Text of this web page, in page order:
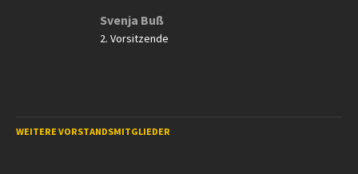
Svenja Buß
2. Vorsitzende
WEITERE VORSTANDSMITGLIEDER